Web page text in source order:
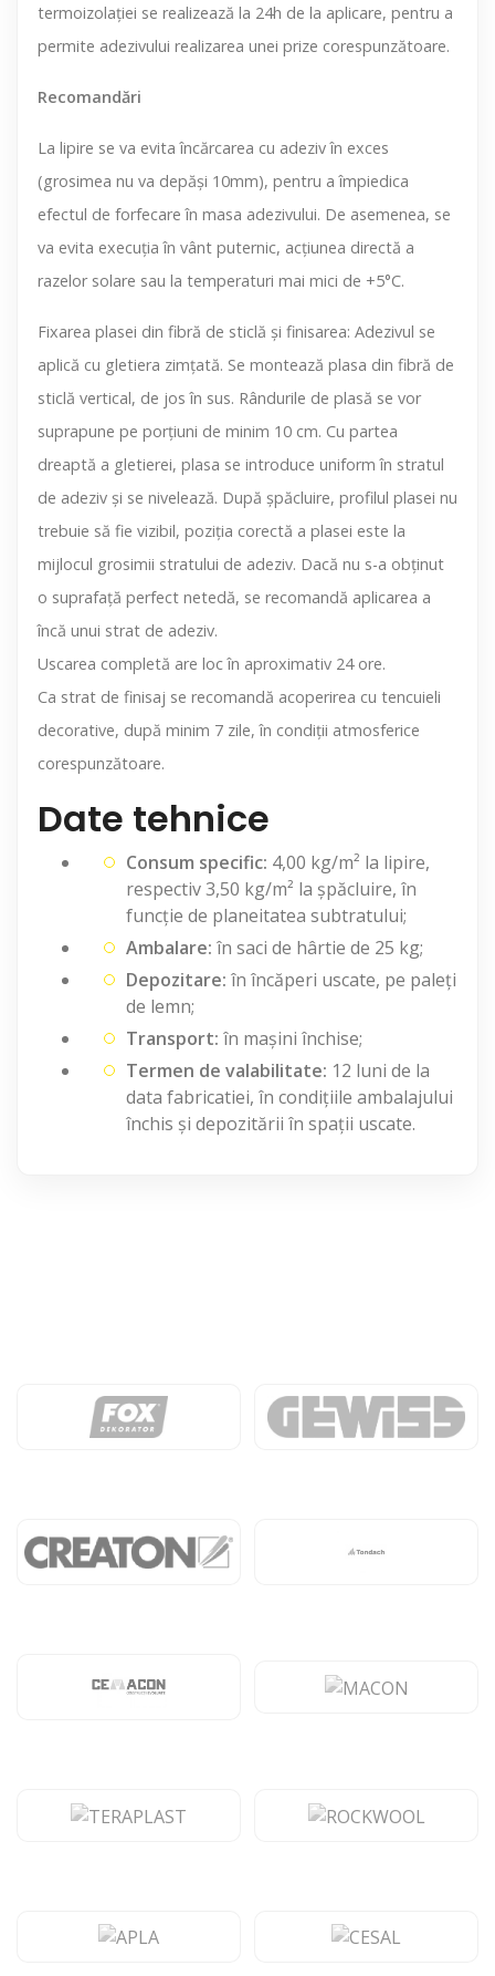
termoizolaţiei se realizează la 24h de la aplicare, pentru a
permite adezivului realizarea unei prize corespunzătoare.
Recomandări
La lipire se va evita încărcarea cu adeziv în exces
(grosimea nu va depăși 10mm), pentru a împiedica
efectul de forfecare în masa adezivului. De asemenea, se
va evita execuția în vânt puternic, acțiunea directă a
razelor solare sau la temperaturi mai mici de +5°C.
Fixarea plasei din fibră de sticlă şi finisarea: Adezivul se
aplică cu gletiera zimţată. Se montează plasa din fibră de
sticlă vertical, de jos în sus. Rândurile de plasă se vor
suprapune pe porţiuni de minim 10 cm. Cu partea
dreaptă a gletierei, plasa se introduce uniform în stratul
de adeziv şi se nivelează. După şpăcluire, profilul plasei nu
trebuie să fie vizibil, poziţia corectă a plasei este la
mijlocul grosimii stratului de adeziv. Dacă nu s-a obţinut
o suprafaţă perfect netedă, se recomandă aplicarea a
încă unui strat de adeziv.
Uscarea completă are loc în aproximativ 24 ore.
Ca strat de finisaj se recomandă acoperirea cu tencuieli
decorative, după minim 7 zile, în condiţii atmosferice
corespunzătoare.
Date tehnice
Consum specific: 4,00 kg/m² la lipire,
respectiv 3,50 kg/m² la şpăcluire, în
funcţie de planeitatea subtratului;
Ambalare: în saci de hârtie de 25 kg;
Depozitare: în încăperi uscate, pe paleți
de lemn;
Transport: în mașini închise;
Termen de valabilitate: 12 luni de la
data fabricatiei, în condițiile ambalajului
închis și depozitării în spații uscate.